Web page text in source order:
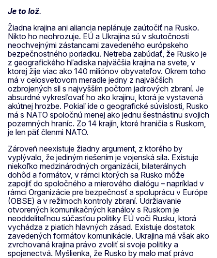
Je to lož.
Žiadna krajina ani aliancia neplánuje zaútočiť na Rusko.
Nikto ho neohrozuje. EÚ a Ukrajina sú v skutočnosti
neochvejnými zástancami zavedeného európskeho
bezpečnostného poriadku. Netreba zabúdať, že Rusko je
z geografického hľadiska najväčšia krajina na svete, v
ktorej žije viac ako 140 miliónov obyvateľov. Okrem toho
má v celosvetovom meradle jedny z najväčších
ozbrojených síl s najvyšším počtom jadrových zbraní. Je
absurdné vykresľovať ho ako krajinu, ktorá je vystavená
akútnej hrozbe. Pokiaľ ide o geografické súvislosti, Rusko
má s NATO spoločnú menej ako jednu šestnástinu svojich
pozemných hraníc. Zo 14 krajín, ktoré hraničia s Ruskom,
je len päť členmi NATO.
Zároveň neexistuje žiadny argument, z ktorého by
vyplývalo, že jediným riešením je vojenská sila. Existuje
niekoľko medzinárodných organizácií, bilaterálnych
dohôd a formátov, v rámci ktorých sa Rusko môže
zapojiť do spoločného a mierového dialógu – napríklad v
rámci Organizácie pre bezpečnosť a spoluprácu v Európe
(OBSE) a v režimoch kontroly zbraní. Udržiavanie
otvorených komunikačných kanálov s Ruskom je
neoddeliteľnou súčasťou politiky EÚ voči Rusku, ktorá
vychádza z piatich hlavných zásad. Existuje dostatok
zavedených formátov komunikácie. Ukrajina má však ako
zvrchovaná krajina právo zvoliť si svoje politiky a
spojenectvá. Myšlienka, že Rusko by malo mať právo